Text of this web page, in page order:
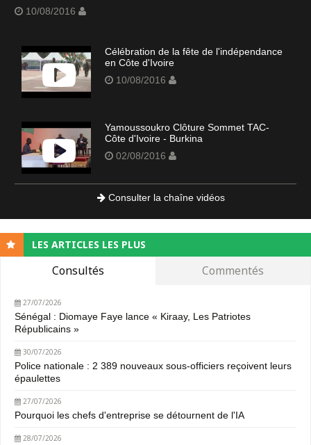
10/08/2016
Célébration de la fête de l'indépendance
en Côte d'Ivoire
10/08/2016
Yamoussoukro Clôture Sommet TAC-
Côte d'Ivoire - Burkina
02/08/2016
Consulter la chaîne vidéos
LES ARTICLES LES PLUS
Consultés Commentés
27/07/2026
Sénégal : Diomaye Faye lance « Kiraay, Les Patriotes
Républicains »
30/07/2026
Police nationale : 2 389 nouveaux sous-officiers reçoivent leurs
épaulettes
27/07/2026
Pourquoi les chefs d'entreprise se détournent de l'IA
28/07/2026